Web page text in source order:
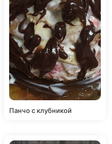
Панчо с клубникой